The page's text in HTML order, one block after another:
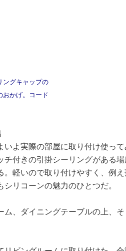
ングキャップの
おかげ。コード
よ実際の部屋に取り付け使っ
チ付きの引掛シーリングがある
。軽いので取り付けやすく、例
リコーンの魅力のひとつだ。
、ダイニングテーブルの上、